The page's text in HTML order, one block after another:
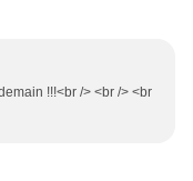
!!!<br /> <br /> <br